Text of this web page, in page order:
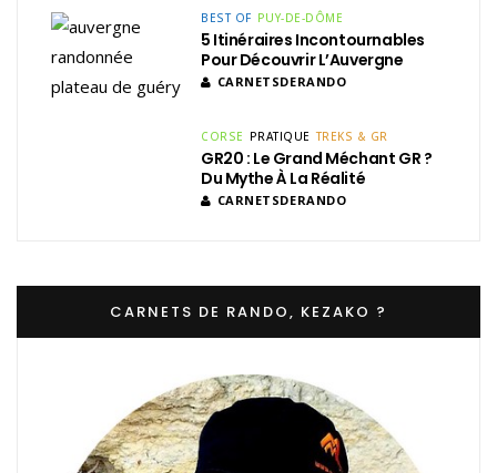
BEST OF PUY-DE-DÔME
5 Itinéraires Incontournables
Pour Découvrir L’Auvergne
CARNETSDERANDO
CORSE PRATIQUE TREKS & GR
GR20 : Le Grand Méchant GR ?
Du Mythe À La Réalité
CARNETSDERANDO
CARNETS DE RANDO, KEZAKO ?